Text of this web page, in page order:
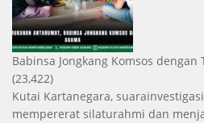
Babinsa Jongkang Komsos dengan
(23,422)
Kutai Kartanegara,
mempererat silaturahmi dan